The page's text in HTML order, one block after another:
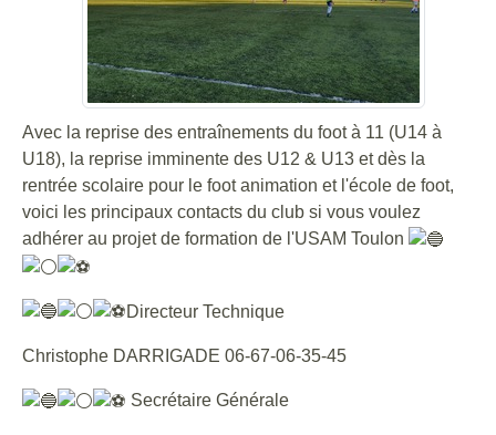
Avec la reprise des entraînements du foot à 11 (U14 à
U18), la reprise imminente des U12 & U13 et dès la
rentrée scolaire pour le foot animation et l'école de foot,
voici les principaux contacts du club si vous voulez
adhérer au projet de formation de l'USAM Toulon
Directeur Technique
Christophe DARRIGADE 06-67-06-35-45
Secrétaire Générale